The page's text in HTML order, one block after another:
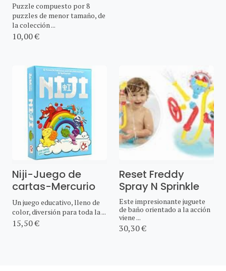
Puzzle compuesto por 8
puzzles de menor tamaño, de
la colección ...
10,00 €
Niji-Juego de
cartas-Mercurio
Un juego educativo, lleno de
color, diversión para toda la ...
15,50 €
Reset Freddy
Spray N Sprinkle
Este impresionante juguete
de baño orientado a la acción
viene ...
30,30 €